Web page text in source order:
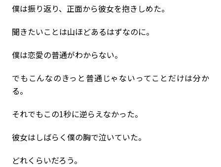
僕は振り返り、正面から彼女を抱きしめた。
聞きたいことは山ほどあるはずなのに。
僕は恋愛の普通がわからない。
でもこんなのきっと普通じゃないってことだけは分か
る。
それでもこの1秒に逆らえなかった。
彼女はしばらく僕の胸で泣いていた。
どれくらいだろう。